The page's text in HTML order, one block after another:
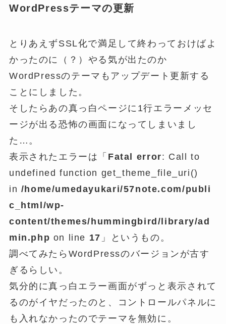
WordPressテーマの更新
とりあえずSSL化で満足して終わっておけばよ
かったのに（？）やる気が出たのか
WordPressのテーマもアップデート更新する
ことにしました。
そしたらあの真っ白ページに1行エラーメッセ
ージが出る恐怖の画面になってしまいまし
た…。
表示されたエラーは「 Fatal error: Call to
undefined function get_theme_file_uri()
in /home/umedayukari/57note.com/publi
c_html/wp-
content/themes/hummingbird/library/ad
min.php on line 17 」というもの。
調べてみたらWordPressのバージョンが古す
ぎるらしい。
気分的に真っ白エラー画面がずっと表示されて
るのがイヤだったのと、コントロールパネルに
も入れなかったのでテーマを無効に。